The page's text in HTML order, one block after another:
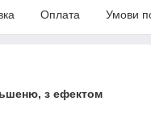
Оплата Умови
з ефектом